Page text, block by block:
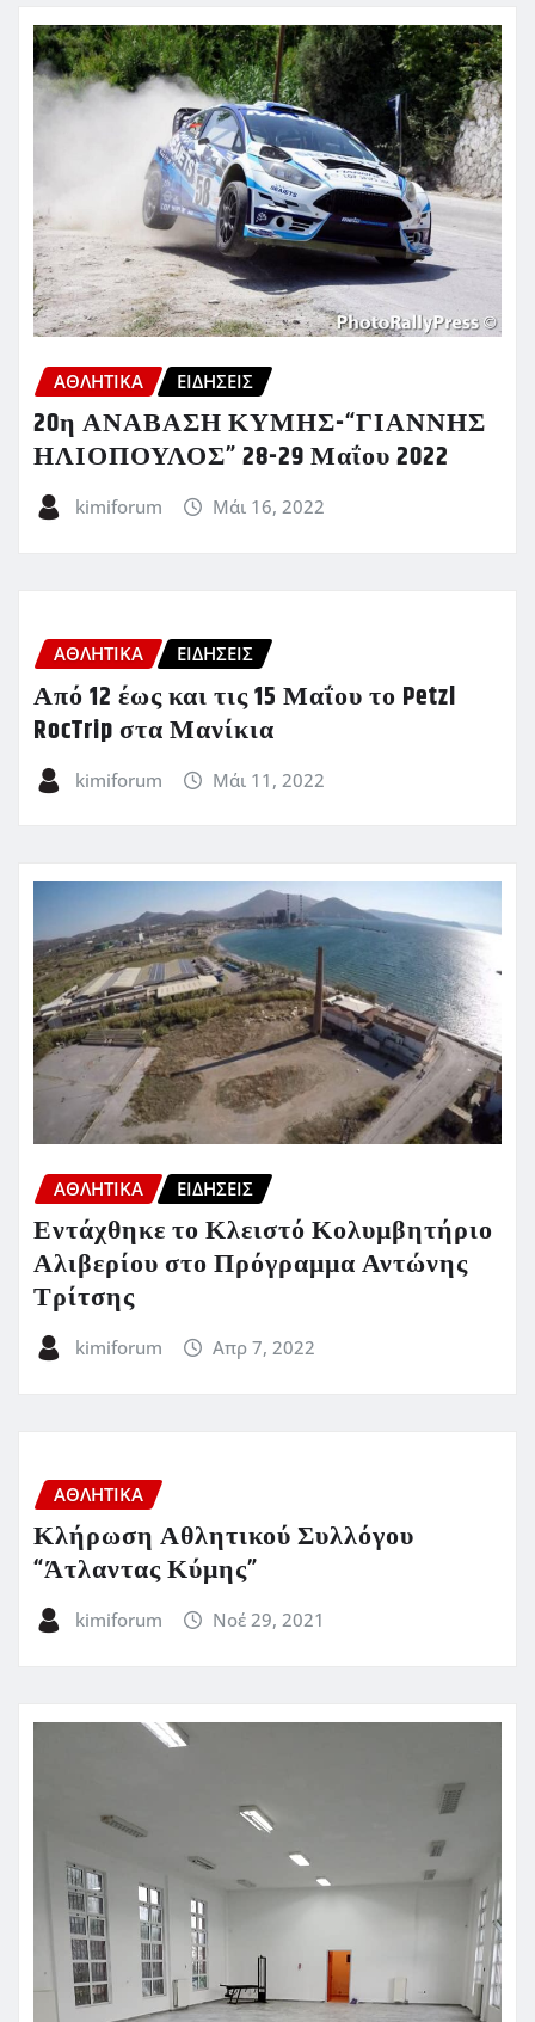
ΑΘΛΗΤΙΚΑ ΕΙΔΗΣΕΙΣ
20η ΑΝΑΒΑΣΗ ΚΥΜΗΣ-“ΓΙΑΝΝΗΣ
ΗΛΙΟΠΟΥΛΟΣ” 28-29 Μαΐου 2022
kimiforum Μάι 16, 2022
ΑΘΛΗΤΙΚΑ ΕΙΔΗΣΕΙΣ
Από 12 έως και τις 15 Μαΐου το Petzl
RocTrip στα Μανίκια
kimiforum Μάι 11, 2022
ΑΘΛΗΤΙΚΑ ΕΙΔΗΣΕΙΣ
Εντάχθηκε το Κλειστό Κολυμβητήριο
Αλιβερίου στο Πρόγραμμα Αντώνης
Τρίτσης
kimiforum Απρ 7, 2022
ΑΘΛΗΤΙΚΑ
Κλήρωση Αθλητικού Συλλόγου
“Άτλαντας Κύμης”
kimiforum Νοέ 29, 2021